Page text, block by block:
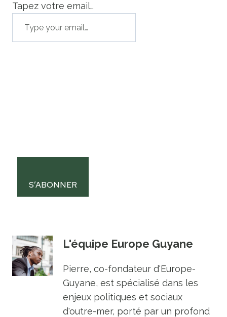
Tapez votre email…
S’ABONNER
L'équipe Europe Guyane
Pierre, co-fondateur d'Europe-
Guyane, est spécialisé dans les
enjeux politiques et sociaux
d'outre-mer, porté par un profond